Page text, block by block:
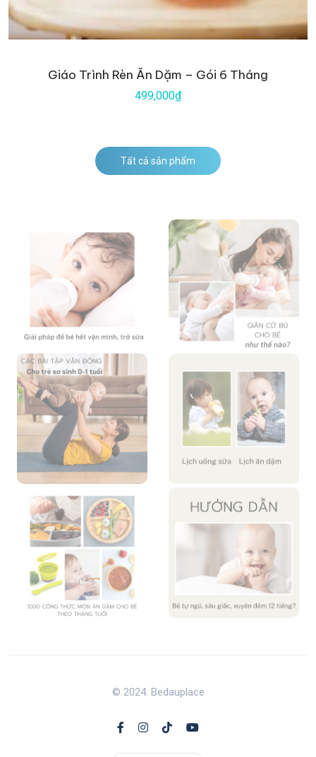
Giáo Trình Rèn Ăn Dặm – Gói 6 Tháng
499,000₫
Tất cả sản phẩm
© 2024. Bedauplace